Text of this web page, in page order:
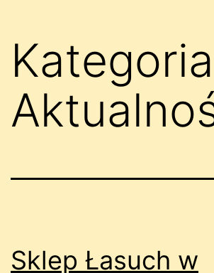
Sklep Łasuch w